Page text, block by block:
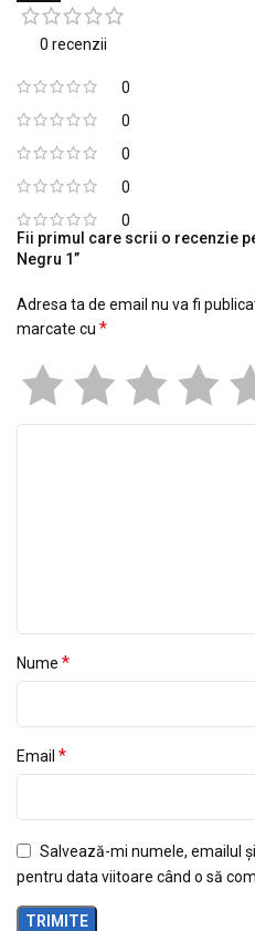
0 recenzii
0
0
0
0
0
Fii primul care scrii o recenzie
Negru 1”
Adresa ta de email nu va fi
marcate cu *
Nume *
Email *
Salvează-mi numele, emailul
pentru data viitoare când o să